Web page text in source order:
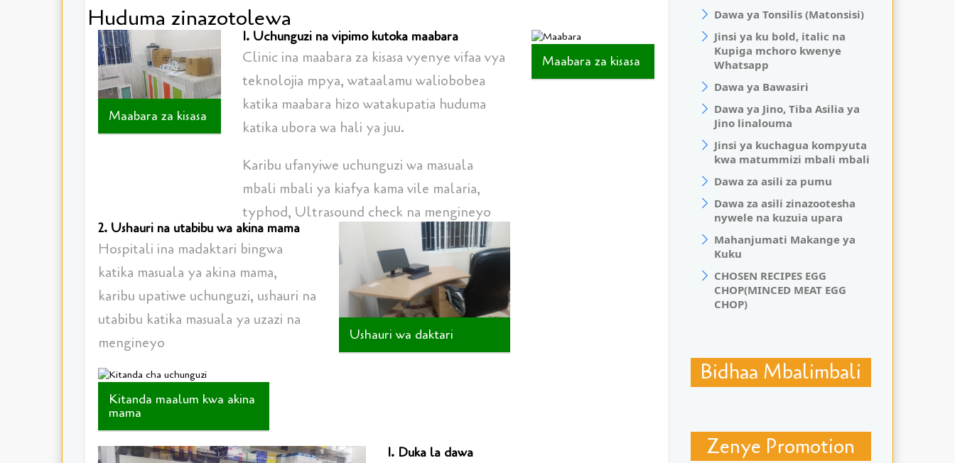
Huduma zinazotolewa
Maabara za kisasa
1. Uchunguzi na vipimo kutoka maabara
Clinic ina maabara za kisasa vyenye vifaa vya
teknolojia mpya, wataalamu waliobobea
katika maabara hizo watakupatia huduma
katika ubora wa hali ya juu.
Karibu ufanyiwe uchunguzi wa masuala
mbali mbali ya kiafya kama vile malaria,
typhod, Ultrasound check na mengineyo
Maabara za kisasa
2. Ushauri na utabibu wa akina mama
Hospitali ina madaktari bingwa
katika masuala ya akina mama,
karibu upatiwe uchunguzi, ushauri na
utabibu katika masuala ya uzazi na
mengineyo
Ushauri wa daktari
Kitanda maalum kwa akina
mama
1. Duka la dawa
Dawa ya Tonsilis (Matonsisi)
Jinsi ya ku bold, italic na
Kupiga mchoro kwenye
Whatsapp
Dawa ya Bawasiri
Dawa ya Jino, Tiba Asilia ya
Jino linalouma
Jinsi ya kuchagua kompyuta
kwa matummizi mbali mbali
Dawa za asili za pumu
Dawa za asili zinazootesha
nywele na kuzuia upara
Mahanjumati Makange ya
Kuku
CHOSEN RECIPES EGG
CHOP(MINCED MEAT EGG
CHOP)
Bidhaa Mbalimbali
Zenye Promotion